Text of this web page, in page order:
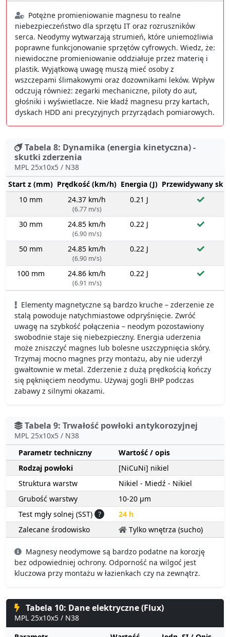
Potężne promieniowanie magnesu to realne
niebezpieczeństwo dla sprzętu IT oraz rozruszników
serca. Neodymy wytwarzają strumień, które uniemożliwia
poprawne funkcjonowanie sprzętów cyfrowych. Wiedz, że:
niewidoczne promieniowanie oddziałuje przez materię i
plastik. Wyjątkową uwagę muszą mieć osoby z
wszczepami ślimakowymi oraz dozownikami leków. Wpływ
odczują również: zegarki mechaniczne, piloty do aut,
głośniki i wyświetlacze. Nie kładź magnesu przy kartach,
dyskach HDD ani precyzyjnych przyrządach pomiarowych.
Tabela 8: Dynamika (energia kinetyczna) -
skutki zderzenia
MPL 25x10x5 / N38
Start z (mm) Prędkość (km/h) Energia (J) Przewidywany
10 mm
24.37 km/h
(6.77 m/s)
0.21 J
30 mm 24.85 km/h
(6.90 m/s)
0.22 J
50 mm 24.85 km/h
(6.90 m/s)
0.22 J
100 mm 24.86 km/h
(6.91 m/s)
0.22 J
Elementy magnetyczne są bardzo kruche – zderzenie ze
stalą powoduje natychmiastowe odpryśnięcie. Zwróć
uwagę na szybkość połączenia – neodym pozostawiony
swobodnie staje się niebezpieczny. Energia uderzenia
może zniszczyć magnes lub bolesne uszczypnięcia skóry.
Trzymaj mocno magnes przy montażu, aby nie uderzył
gwałtownie w metal. Zderzenie z dużą prędkością kończy
się pęknięciem neodymu. Używaj gogli BHP podczas
zabawy z silnymi okazami.
Tabela 9: Trwałość powłoki antykorozyjnej
MPL 25x10x5 / N38
Parametr techniczny
Wartość / opis
Rodzaj powłoki
[NiCuNi] nikiel
Struktura warstw
Nikiel - Miedź - Nikiel
Grubość warstwy
10-20 µm
Test mgły solnej (SST) ?
24 h
Zalecane środowisko
Tylko wnętrza (sucho)
Magnesy neodymowe są bardzo podatne na korozję
bez odpowiedniej ochrony. Odporność na wilgoć jest
kluczowa przy montażu w łazienkach czy na zewnątrz.
Tabela 10: Dane elektryczne (Flux)
MPL 25x10x5 / N38